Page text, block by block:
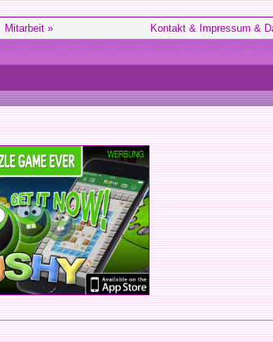
Mitarbeit » Kontakt & Impressum &